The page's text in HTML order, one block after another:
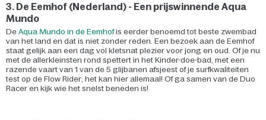
3. De Eemhof (Nederland) - Een prijswinnende Aqua
Mundo
De Aqua Mundo in de Eemhofis eerder benoemd tot beste zwembad
van het land en dat is niet zonder reden. Een bezoek aan de Eemhof
staat gelijk aan een dag vol kletsnat plezier voor jong en oud. Of je nu
met de allerkleinsten rond spettert in het Kinder-doe-bad, met een
razende vaart van 1 van de 5 glijbanen afsjeest of je surfkwaliteiten
test op de Flow Rider; het kan hier allemaal! Of ga samen van de Duo
Racer en kijk wie het snelst beneden is!